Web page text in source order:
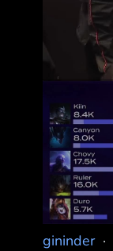
gininder·